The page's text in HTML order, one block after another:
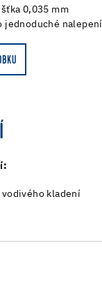
0,035 mm
jednoduché nalepení
kladení